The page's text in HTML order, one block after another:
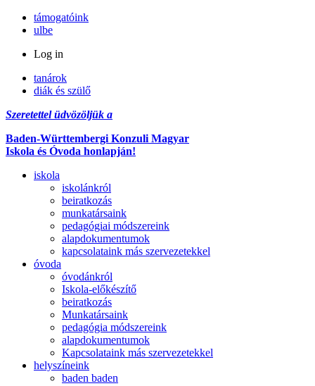
támogatóink
ulbe
Log in
tanárok
diák és szülő
Szeretettel üdvözöljük a
Baden-Württembergi Konzuli Magyar
Iskola és Óvoda honlapján!
iskola
iskolánkról
beiratkozás
munkatársaink
pedagógiai módszereink
alapdokumentumok
kapcsolataink más szervezetekkel
óvoda
óvodánkról
Iskola-előkészítő
beiratkozás
Munkatársaink
pedagógia módszereink
alapdokumentumok
Kapcsolataink más szervezetekkel
helyszíneink
baden baden